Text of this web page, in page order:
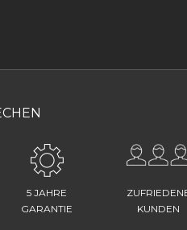
5 JAHRE
GARANTIE
KUNDEN